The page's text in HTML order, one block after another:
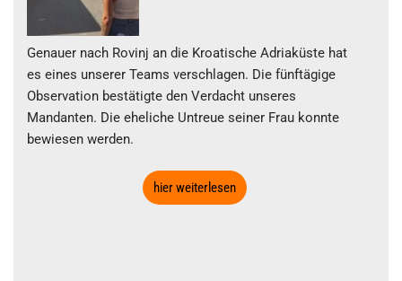
Genauer nach Rovinj an die Kroatische Adriaküste hat
es eines unserer Teams verschlagen. Die fünftägige
Observation bestätigte den Verdacht unseres
Mandanten. Die eheliche Untreue seiner Frau konnte
bewiesen werden.
hier weiterlesen